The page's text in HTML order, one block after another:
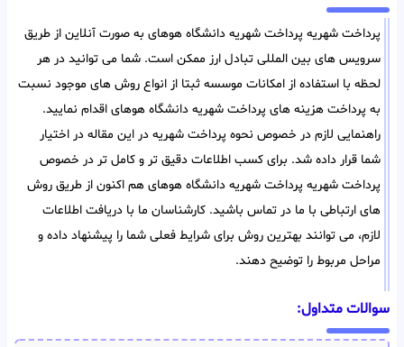
پرداخت شهریه پرداخت شهریه دانشگاه هوهای به صورت آنلاین از طریق
سرویس های بین المللی تبادل ارز ممکن است. شما می توانید در هر
لحظه با استفاده از امکانات موسسه ثبتا از انواع روش های موجود نسبت
به پرداخت هزینه های پرداخت شهریه دانشگاه هوهای اقدام نمایید.
راهنمایی لازم در خصوص نحوه پرداخت شهریه در این مقاله در اختیار
شما قرار داده شد. برای کسب اطلاعات دقیق تر و کامل تر در خصوص
پرداخت شهریه پرداخت شهریه دانشگاه هوهای هم اکنون از طریق روش
های ارتباطی با ما در تماس باشید. کارشناسان ما با دریافت اطلاعات
لازم، می توانند بهترین روش برای شرایط فعلی شما را پیشنهاد داده و
مراحل مربوط را توضیح دهند.
سوالات متداول: